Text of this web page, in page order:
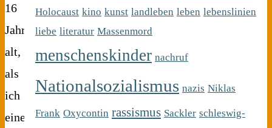
16
Jahre
alt,
als
ich
eine
Holocaust kino kunst landleben leben lebenslinien
liebe literatur Massenmord
menschenskinder nachruf
Nationalsozialismus nazis Niklas
Frank Oxycontin rassismus Sackler schleswig-